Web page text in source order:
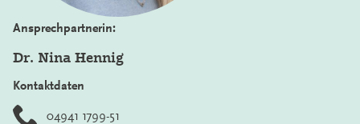
Ansprechpartnerin:
Dr. Nina Hennig
Kontaktdaten
04941 1799-51